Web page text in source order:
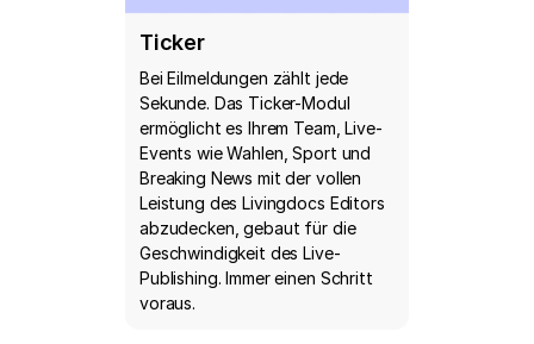
Ticker
Bei Eilmeldungen zählt jede
Sekunde. Das Ticker-Modul
ermöglicht es Ihrem Team, Live-
Events wie Wahlen, Sport und
Breaking News mit der vollen
Leistung des Livingdocs Editors
abzudecken, gebaut für die
Geschwindigkeit des Live-
Publishing. Immer einen Schritt
voraus.